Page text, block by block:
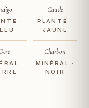
·
Gaude
PLANTE ·
JAUNE
Ocre
·
Charbon
MINÉRAL ·
NOIR